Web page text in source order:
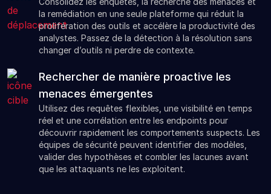
la remédiation en une seule plateforme qui réduit la
prolifération des outils et accélère la productivité des
analystes. Passez de la détection à la résolution sans
changer d’outils ni perdre de contexte.
Rechercher de manière proactive les
menaces émergentes
Utilisez des requêtes flexibles, une visibilité en temps
réel et une corrélation entre les endpoints pour
découvrir rapidement les comportements suspects. Les
équipes de sécurité peuvent identifier des modèles,
valider des hypothèses et combler les lacunes avant
que les attaquants ne les exploitent.